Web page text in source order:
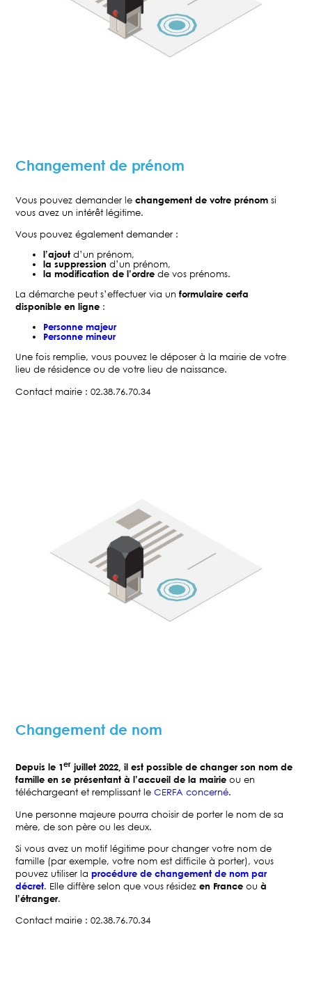
Changement de prénom
Vous pouvez demander lechangement de votre prénom si
vous avez un intérêt légitime.
Vous pouvez également demander :
l’ajout d’un prénom,
la suppression d’un prénom,
la modification de l’ordre de vos prénoms.
La démarche peut s’effectuer via unformulaire cerfa
disponible en ligne :
Personne majeur
Personne mineur
Une fois remplie, vous pouvez le déposer à la mairie de votre
lieu de résidence ou de votre lieu de naissance.
Contact mairie : 02.38.76.70.34
Changement de nom
Depuis le 1er juillet 2022, il est possible de changer son nom de
famille en se présentant à l’accueil de la mairie ou en
téléchargeant et remplissant le CERFA concerné.
Une personne majeure pourra choisir de porter le nom de sa
mère, de son père ou les deux.
Si vous avez un motif légitime pour changer votre nom de
famille (par exemple, votre nom est difficile à porter), vous
pouvez utiliser laprocédure de changement de nom par
décret. Elle diffère selon que vous résidezen France ouà
l’étranger.
Contact mairie : 02.38.76.70.34